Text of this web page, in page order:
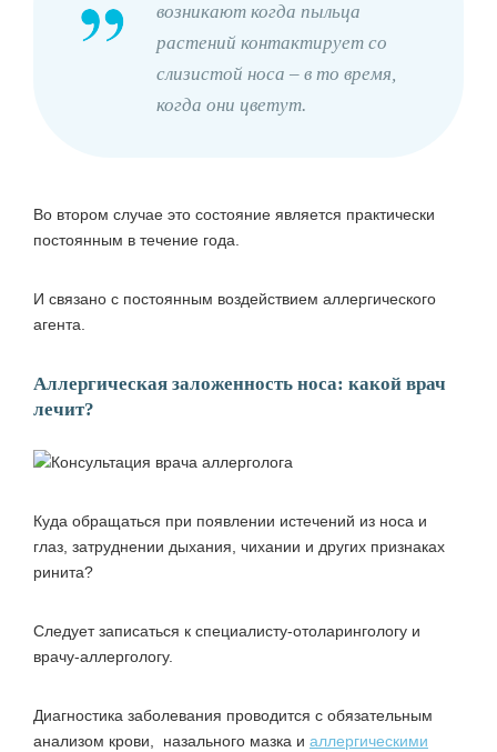
возникают когда пыльца
растений контактирует со
слизистой носа – в то время,
когда они цветут.
Во втором случае это состояние является практически
постоянным в течение года.
И связано с постоянным воздействием аллергического
агента.
Аллергическая заложенность носа: какой врач
лечит?
Куда обращаться при появлении истечений из носа и
глаз, затруднении дыхания, чихании и других признаках
ринита?
Следует записаться к специалисту-отоларингологу и
врачу-аллергологу.
Диагностика заболевания проводится с обязательным
анализом крови, назального мазка и аллергическими